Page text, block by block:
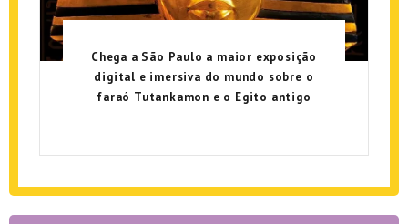
Chega a São Paulo a maior exposição
digital e imersiva do mundo sobre o
faraó Tutankamon e o Egito antigo